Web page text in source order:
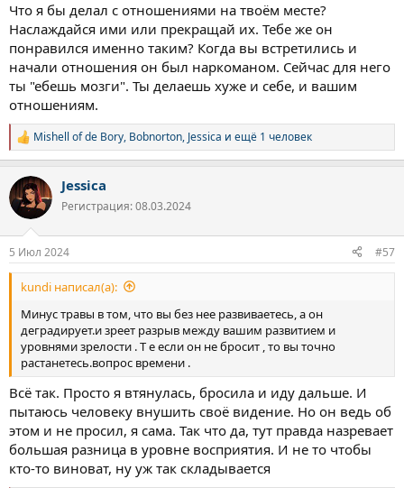
Что я бы делал с отношениями на твоём месте?
Наслаждайся ими или прекращай их. Тебе же он
понравился именно таким? Когда вы встретились и
начали отношения он был наркоманом. Сейчас для него
ты "ебешь мозги". Ты делаешь хуже и себе, и вашим
отношениям.
Р
е
к
ц
и
Mishell of de Bory, Bobnorton, Jessica и ещё 1 человек
Jessica
Регистрация: 08.03.2024
5 Июл 2024 #57
kundi написал(а):
Минус травы в том, что вы без нее развиваетесь, а он
деградирует.и зреет разрыв между вашим развитием и
уровнями зрелости . Т е если он не бросит , то вы точно
растанетесь.вопрос времени .
Всё так. Просто я втянулась, бросила и иду дальше. И
пытаюсь человеку внушить своё видение. Но он ведь об
этом и не просил, я сама. Так что да, тут правда назревает
большая разница в уровне восприятия. И не то чтобы
кто-то виноват, ну уж так складывается